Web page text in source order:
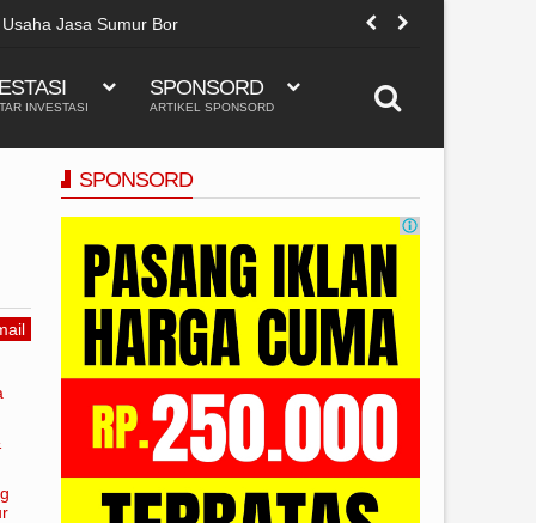
Produk Afiliasi Tiktok Shop Paling Laris Ya Di
INVESTASI
SPONSORD
ARTIKEL SPONSORD
SPONSORD